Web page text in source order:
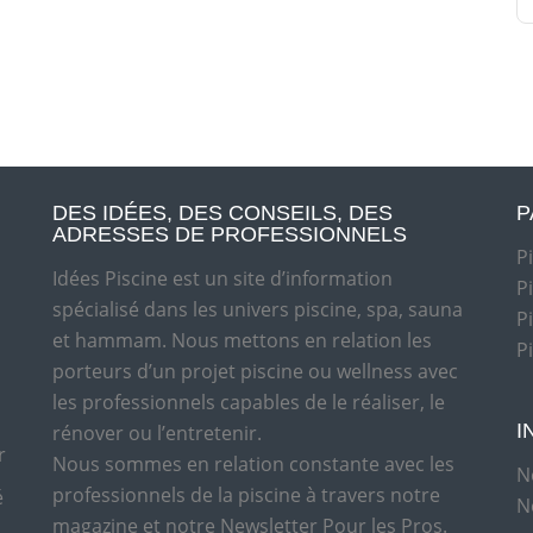
DES IDÉES, DES CONSEILS, DES
ADRESSES DE PROFESSIONNELS
Idées Piscine est un site d’information
spécialisé dans les univers piscine, spa, sauna
et hammam. Nous mettons en relation les
porteurs d’un projet piscine ou wellness avec
les professionnels capables de le réaliser, le
rénover ou l’entretenir.
Nous sommes en relation constante avec les
professionnels de la piscine à travers notre
magazine et notre Newsletter Pour les Pros.